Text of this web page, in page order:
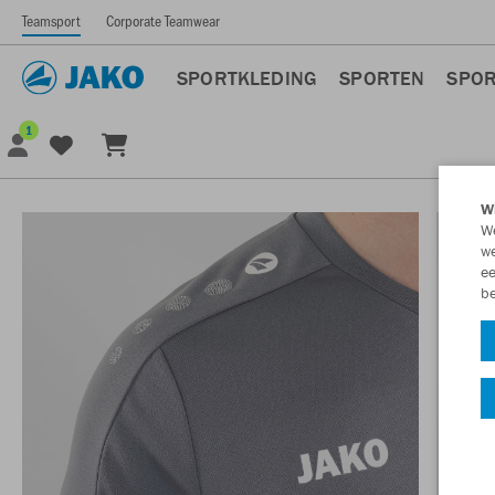
Teamsport Corporate Teamwear
SPORTKLEDING SPORTEN
1